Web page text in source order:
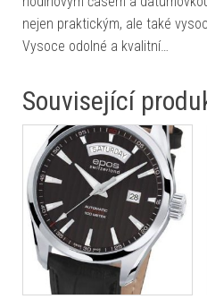
nejen praktickým, ale také
Vysoce odolné a kvalitní…
Související